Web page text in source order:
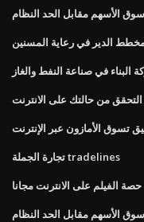
الأسهم مقابل الحد النظام
الدير في رعاية المسنين
البناء في صناعة النفط والغاز
من حالتك على الانترنت
تسوق الأمازون عبر الإنترنت
تجارة الجملة tradelines
حصة الفيلم على الانترنت مجانا
الأسهم مقابل الحد النظام